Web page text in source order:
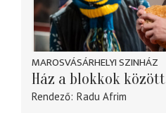
MAROSVÁSÁRHELYI SZINHÁZ
Ház a blokkok között
Rendező Radu Afrim